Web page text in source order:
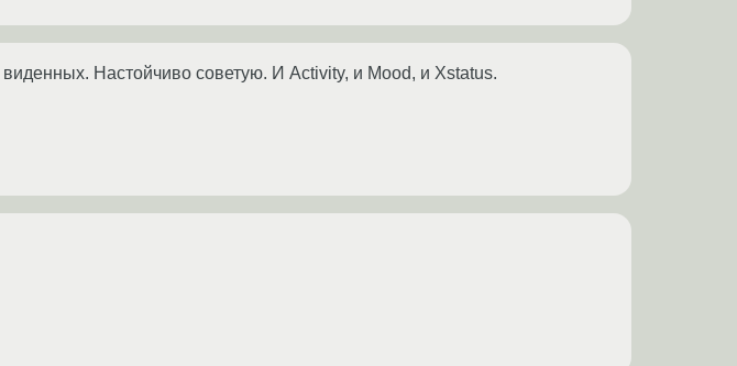
Настойчиво советую. И Activity, и Mood, и Xstatus.